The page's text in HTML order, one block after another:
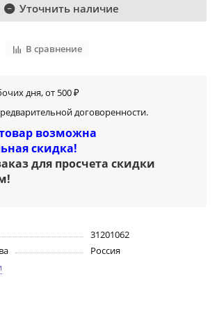
Уточнить наличие
В сравнение
дня, от 500 ₽
договоренности.
возможна
скидка!
для просчета скидки
!
31201062
Россия